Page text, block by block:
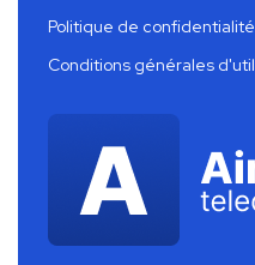
Politique de confidentialité
Conditions générales